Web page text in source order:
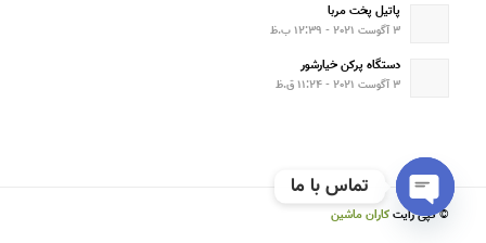
پاتیل پخت مربا
۳ آگوست ۲۰۲۱ - ۱۲:۳۹ ب.ظ
دستگاه پرکن خیارشور
۳ آگوست ۲۰۲۱ - ۱۱:۲۴ ق.ظ
© کپی رایتکاران ماشین
تماس با ما
Open